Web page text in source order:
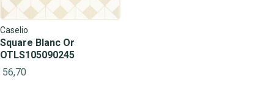
Caselio
Square Blanc Or
OTLS105090245
56,70